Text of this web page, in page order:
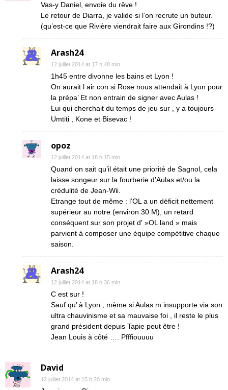
Vas-y Daniel, envoie du rêve !
Le retour de Diarra, je valide si l’on recrute un buteur.
(qu’est-ce que Rivière viendrait faire aux Girondins !?)
Arash24
12 juillet 2014 at 17 h 48 min
1h45 entre divonne les bains et Lyon !
On aurait l air con si Rose nous attendait à Lyon pour
la prépa’ Et non entrain de signer avec Aulas !
Lui qui cherchait du temps de jeu sur , y a toujours
Umtiti , Kone et Bisevac !
opoz
12 juillet 2014 at 18 h 15 min
Quand on sait qu’il était une priorité de Sagnol, cela
laisse songeur sur la fourberie d’Aulas et/ou la
crédulité de Jean-Wii.
Etrange tout de même : l’OL a un déficit nettement
supérieur au notre (environ 30 M), un retard
conséquent sur son projet d' »OL land » mais
parvient à composer une équipe compétitive chaque
saison.
Arash24
12 juillet 2014 at 18 h 36 min
C est sur !
Sauf qu’ à Lyon , mème si Aulas m insupporte via son
ultra chauvinisme et sa mauvaise foi , il reste le plus
grand président depuis Tapie peut être !
Jean Louis à côté …. Pfffiouuuu
David
12 juillet 2014 at 15 h 20 min